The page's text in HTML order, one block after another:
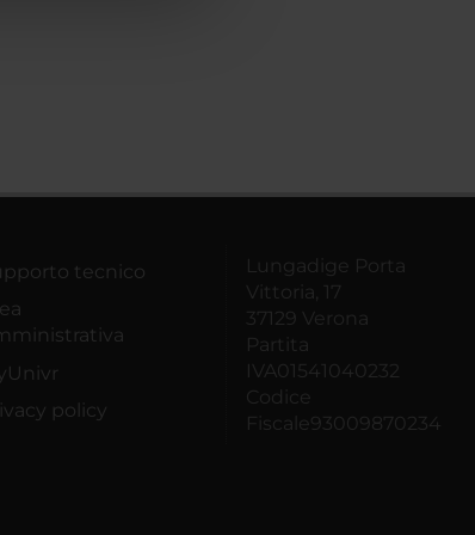
tecnico
policy
Lungadige Porta
Vittoria, 17
37129 Verona
Partita
IVA01541040232
Codice
Fiscale93009870234